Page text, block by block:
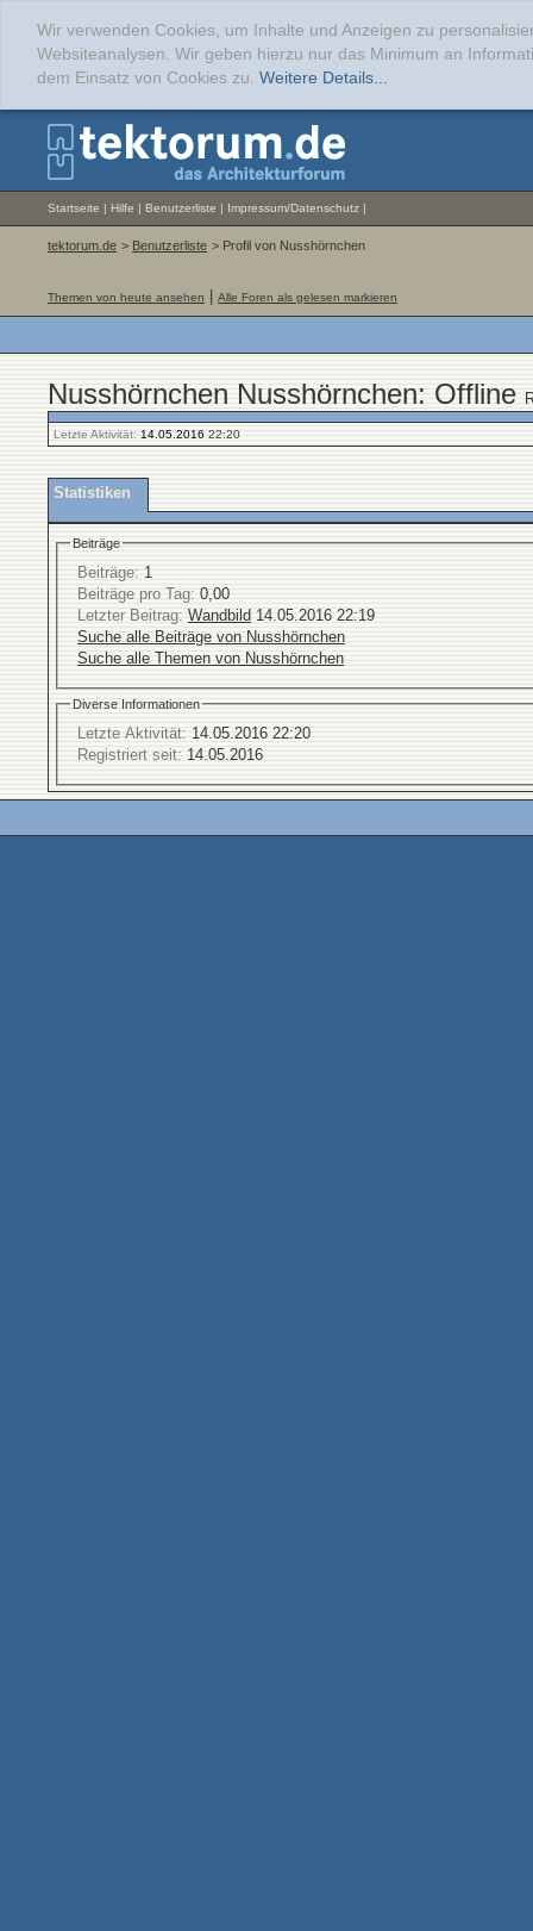
Wir verwenden Cookies, um Inhalte und Anzeigen zu
Websiteanalysen. Wir geben hierzu nur das Minimum an
dem Einsatz von Cookies zu. Weitere Details...
Startseite | Hilfe | Benutzerliste | Impressum/Datenschutz |
tektorum.de > Benutzerliste > Profil von Nusshörnchen
Themen von heute ansehen Alle Foren als gelesen markieren
Nusshörnchen Nusshörnchen: Offline
Letzte Aktivität: 14.05.2016 22:20
Statistiken
Beiträge
Beiträge: 1
Beiträge pro Tag: 0,00
Letzter Beitrag: Wandbild 14.05.2016 22:19
Suche alle Beiträge von Nusshörnchen
Suche alle Themen von Nusshörnchen
Diverse Informationen
Letzte Aktivität: 14.05.2016 22:20
Registriert seit: 14.05.2016